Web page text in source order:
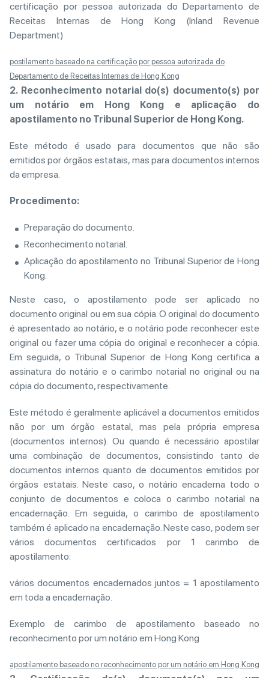
certificação por pessoa autorizada do Departamento de
Receitas Internas de Hong Kong (Inland Revenue
Department)
postilamento baseado na certificação por pessoa autorizada do
Departamento de Receitas Internas de Hong Kong
2. Reconhecimento notarial do(s) documento(s) por
um notário em Hong Kong e aplicação do
apostilamento no Tribunal Superior de Hong Kong.
Este método é usado para documentos que não são
emitidos por órgãos estatais, mas para documentos internos
da empresa.
Procedimento:
Preparação do documento.
Reconhecimento notarial.
Aplicação do apostilamento no Tribunal Superior de Hong
Kong.
Neste caso, o apostilamento pode ser aplicado no
documento original ou em sua cópia. O original do documento
é apresentado ao notário, e o notário pode reconhecer este
original ou fazer uma cópia do original e reconhecer a cópia.
Em seguida, o Tribunal Superior de Hong Kong certifica a
assinatura do notário e o carimbo notarial no original ou na
cópia do documento, respectivamente.
Este método é geralmente aplicável a documentos emitidos
não por um órgão estatal, mas pela própria empresa
(documentos internos). Ou quando é necessário apostilar
uma combinação de documentos, consistindo tanto de
documentos internos quanto de documentos emitidos por
órgãos estatais. Neste caso, o notário encaderna todo o
conjunto de documentos e coloca o carimbo notarial na
encadernação. Em seguida, o carimbo de apostilamento
também é aplicado na encadernação. Neste caso, podem ser
vários documentos certificados por 1 carimbo de
apostilamento:
vários documentos encadernados juntos = 1 apostilamento
em toda a encadernação.
Exemplo de carimbo de apostilamento baseado no
reconhecimento por um notário em Hong Kong
apostilamento baseado no reconhecimento por um notário em Hong Kong